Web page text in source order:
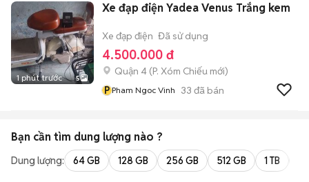
1 phút trước 5
Xe đạp điện Yadea Venus Trắng kem
Xe đạp điện Đã sử dụng
4.500.000 đ
Quận 4 (P. Xóm Chiếu mới)
P Pham Ngoc Vinh 33 đã bán
Bạn cần tìm dung lượng nào ?
Dung lượng: 64 GB 128 GB 256 GB 512 GB 1 TB